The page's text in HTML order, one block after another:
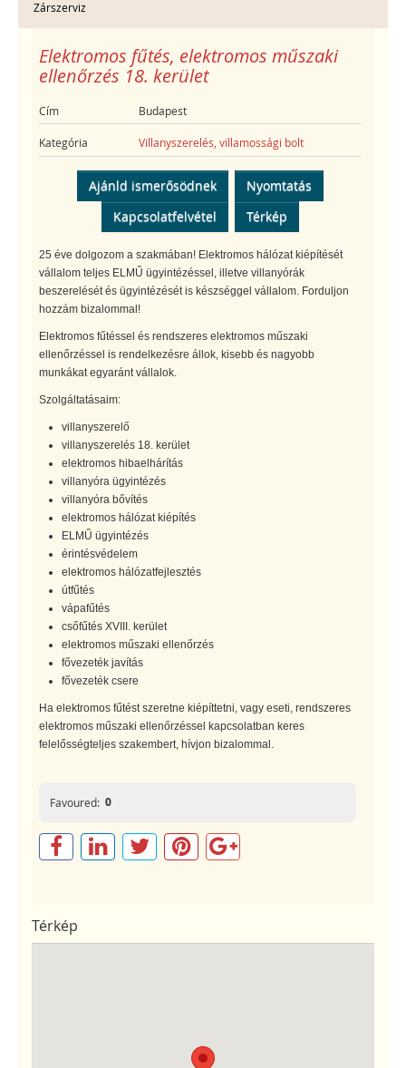
Zárszerviz
Elektromos fűtés, elektromos műszaki
ellenőrzés 18. kerület
Cím Budapest
Kategória Villanyszerelés, villamossági bolt
Ajánld ismerősödnek
Nyomtatás
Kapcsolatfelvétel
Térkép
25 éve dolgozom a szakmában! Elektromos hálózat kiépítését
vállalom teljes ELMŰ ügyintézéssel, illetve villanyórák
beszerelését és ügyintézését is készséggel vállalom. Forduljon
hozzám bizalommal!
Elektromos fűtéssel és rendszeres elektromos műszaki
ellenőrzéssel is rendelkezésre állok, kisebb és nagyobb
munkákat egyaránt vállalok.
Szolgáltatásaim:
villanyszerelő
villanyszerelés 18. kerület
elektromos hibaelhárítás
villanyóra ügyintézés
villanyóra bővítés
elektromos hálózat kiépítés
ELMŰ ügyintézés
érintésvédelem
elektromos hálózatfejlesztés
útfűtés
vápafűtés
csőfűtés XVIII. kerület
elektromos műszaki ellenőrzés
fővezeték javítás
fővezeték csere
Ha elektromos fűtést szeretne kiépíttetni, vagy eseti, rendszeres
elektromos műszaki ellenőrzéssel kapcsolatban keres
felelősségteljes szakembert, hívjon bizalommal.
Favoured: 0
Térkép